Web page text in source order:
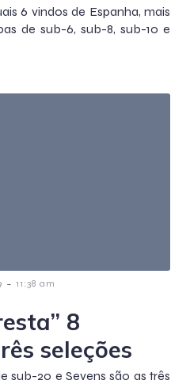
6 vindos de Espanha, mais
de sub-6, sub-8, sub-10 e
- 11:38 am
8
seleções
sub-20 e Sevens são as três